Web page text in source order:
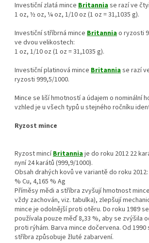
Investiční zlatá mince Britanniase razí ve
1 oz, ½ oz, ¼ oz, 1/10 oz (1 oz = 31,1035 g).
Investiční stříbrná mince Britanniao ryzosti
ve dvou velikostech:
1 oz, 1/10 oz (1 oz = 31,1035 g).
Investiční platinová mince Britanniase razí
ryzosti 999,5/1000.
Mince se liší hmotností a údajem o nominální
vzhled je u všech typů u stejného ročníku
Ryzost mince
Ryzost mincíBritanniaje do roku 2012 22
nyní 24 karátů (999,9/1000).
Obsah drahých kovů ve variantě do roku 2012:
% Cu, 4,165 % Ag
Příměsy mědi a stříbra zvyšují hmotnost
vždy zachován, viz. tabulka), zlepšují
mince je odolnější proti otěru. Do roku 1989
používala pouze měď 8,33 %, aby se zvýšila
proti rýhám. Barva mince dočervena. Od
stříbra způsobuje žluté zabarvení.